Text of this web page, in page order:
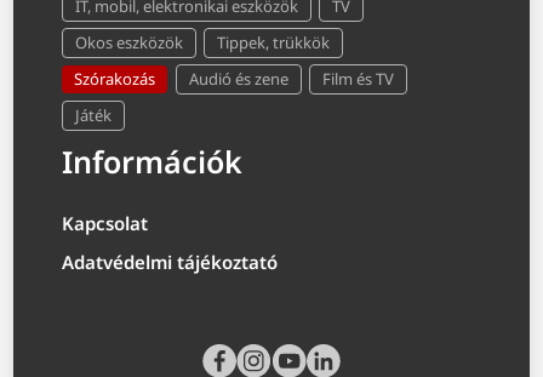
IT, mobil, elektronikai eszközök
TV
Okos eszközök
Tippek, trükkök
Szórakozás
Audió és zene
Film és TV
Játék
Információk
Kapcsolat
Adatvédelmi tájékoztató